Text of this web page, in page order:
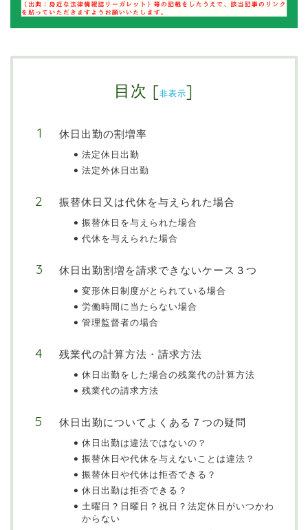
目次 [非表示]
休日出勤の割増率
法定休日出勤
法定外休日出勤
振替休日又は代休を与えられた場合
振替休日を与えられた場合
代休を与えられた場合
休日出勤割増を請求できないケース３つ
変形休日制度がとられている場合
労働時間に当たらない場合
管理監督者の場合
残業代の計算方法・請求方法
休日出勤をした場合の残業代の計算方法
残業代の請求方法
休日出勤についてよくある７つの疑問
休日出勤は違法ではないの？
振替休日や代休を与えないことは違法？
振替休日や代休は拒否できる？
休日出勤は拒否できる？
土曜日？日曜日？祝日？法定休日がいつかわ
からない